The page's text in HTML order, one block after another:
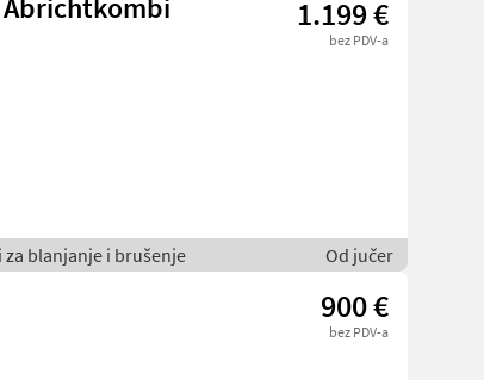
Abrichtkombi 1.199 €
bez PDV-a
blanjanje i brušenje Od jučer
900 €
bez PDV-a